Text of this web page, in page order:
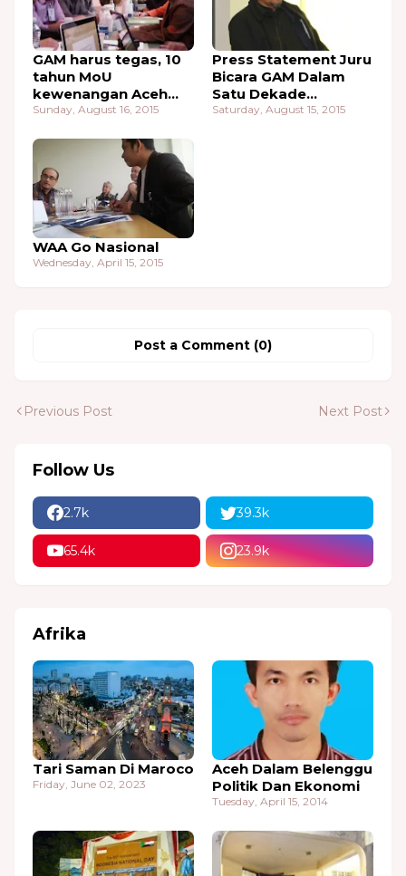
GAM harus tegas, 10
tahun MoU
kewenangan Aceh
masih di permainkan
Sunday, August 16, 2015
Press Statement Juru
Bicara GAM Dalam
Satu Dekade
Perdamaian
Saturday, August 15, 2015
WAA Go Nasional
Wednesday, April 15, 2015
Post a Comment (0)
Previous Post Next Post
Follow Us
2.7k 39.3k
65.4k 23.9k
Afrika
Tari Saman Di Maroco
Friday, June 02, 2023
Aceh Dalam Belenggu
Politik Dan Ekonomi
Tuesday, April 15, 2014